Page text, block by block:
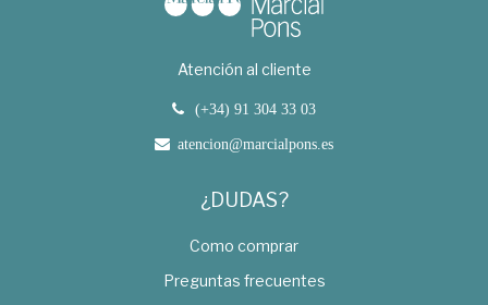
Atención al cliente
(+34) 91 304 33 03
atencion@marcialpons.es
¿DUDAS?
Como comprar
Preguntas frecuentes